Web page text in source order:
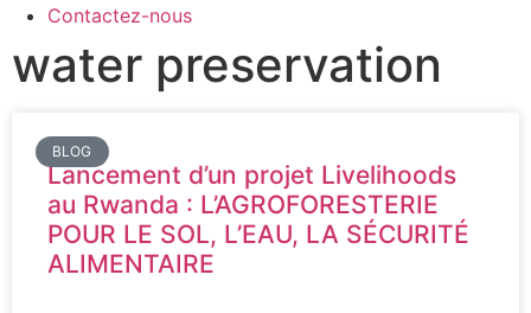
Contactez-nous
water preservation
BLOG
Lancement d’un projet Livelihoods
au Rwanda : L’AGROFORESTERIE
POUR LE SOL, L’EAU, LA SÉCURITÉ
ALIMENTAIRE